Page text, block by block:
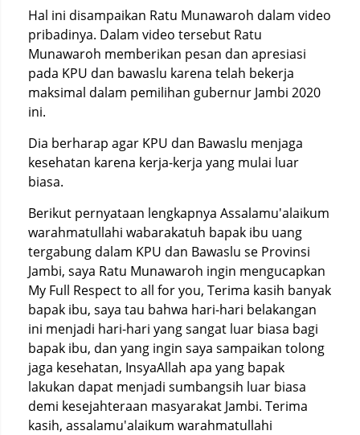
Hal ini disampaikan Ratu Munawaroh dalam video
pribadinya. Dalam video tersebut Ratu
Munawaroh memberikan pesan dan apresiasi
pada KPU dan bawaslu karena telah bekerja
maksimal dalam pemilihan gubernur Jambi 2020
ini.
Dia berharap agar KPU dan Bawaslu menjaga
kesehatan karena kerja-kerja yang mulai luar
biasa.
Berikut pernyataan lengkapnya Assalamu'alaikum
warahmatullahi wabarakatuh bapak ibu uang
tergabung dalam KPU dan Bawaslu se Provinsi
Jambi, saya Ratu Munawaroh ingin mengucapkan
My Full Respect to all for you, Terima kasih banyak
bapak ibu, saya tau bahwa hari-hari belakangan
ini menjadi hari-hari yang sangat luar biasa bagi
bapak ibu, dan yang ingin saya sampaikan tolong
jaga kesehatan, InsyaAllah apa yang bapak
lakukan dapat menjadi sumbangsih luar biasa
demi kesejahteraan masyarakat Jambi. Terima
kasih, assalamu'alaikum warahmatullahi